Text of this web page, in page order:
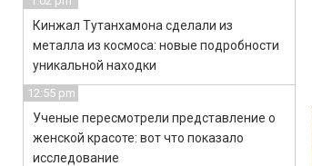
Кинжал Тутанхамона сделали из
металла из космоса: новые подробности
уникальной находки
12:55 pm
Ученые пересмотрели представление о
женской красоте: вот что показало
исследование